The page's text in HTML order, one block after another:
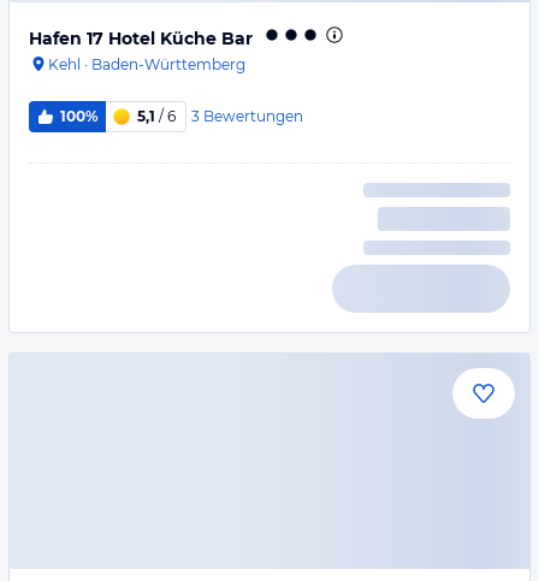
Hafen 17 Hotel Küche Bar
Kehl · Baden-Württemberg
100% 5,1 / 6 3 Bewertungen